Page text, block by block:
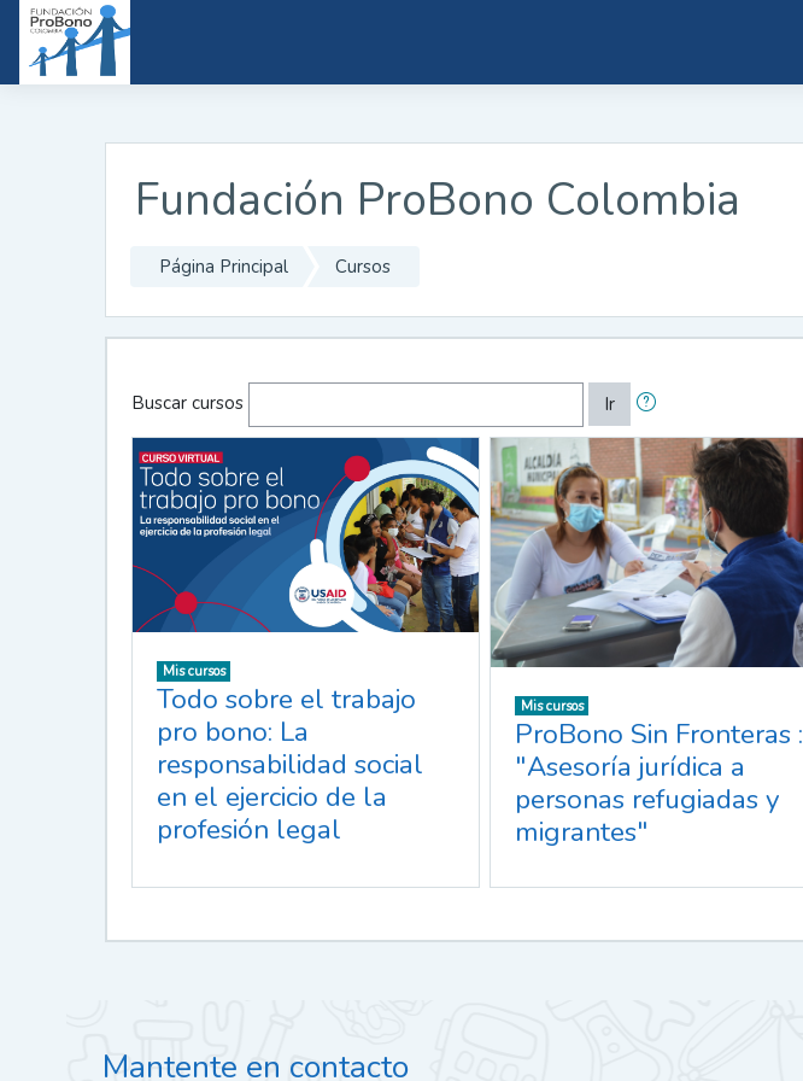
Saltar a contenido principal
Fundación ProBono Colombia
Página Principal Cursos
Buscar cursos Ir
Mis cursos
Todo sobre el trabajo
pro bono: La
responsabilidad social
en el ejercicio de la
profesión legal
Mis cursos
ProBono Sin Fronteras :
"Asesoría jurídica a
personas refugiadas y
migrantes"
Mantente en contacto